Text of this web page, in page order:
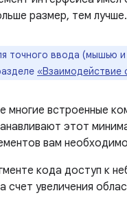
размер, тем лучше.
точного ввода (мышью
«Взаимодействие
многие встроенные
этот
вам
кода доступ к
счет увеличения